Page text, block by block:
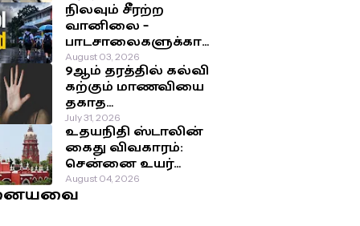
வெளியாகவுள்ள
அறிவிப்பு!
நிலவும் சீரற்ற
வானிலை –
பாடசாலைகளுக்கா
ன விடுமுறை
தொடர்பில்
வௌியான தகவல்!
August 03, 2026
9ஆம் தரத்தில் கல்வி
கற்கும் மாணவியை
தகாத
செயற்பாட்டுக்கு
உட்படுத்திய சக
மாணவர்கள்!
July 31, 2026
உதயநிதி ஸ்டாலின்
கைது விவகாரம்:
சென்னை உயர்
நீதிமன்றம்
பிறப்பித்த அதிரடி
August 04, 2026